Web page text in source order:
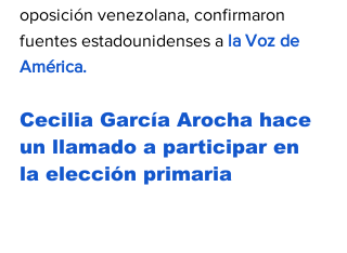
oposición venezolana, confirmaron
fuentes estadounidenses a la Voz de
América.
Cecilia García Arocha hace
un llamado a participar en
la elección primaria